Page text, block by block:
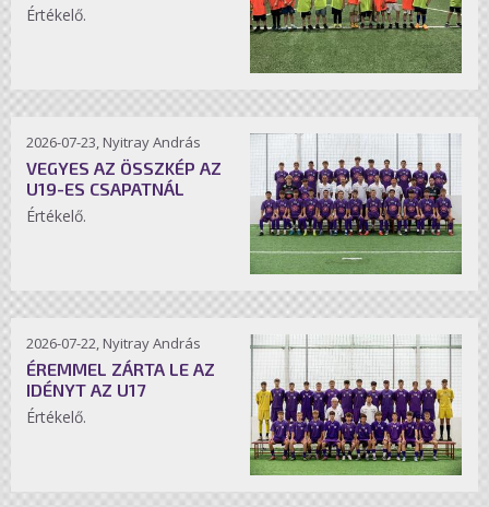
Értékelő.
2026-07-23, Nyitray András
VEGYES AZ ÖSSZKÉP AZ
U19-ES CSAPATNÁL
Értékelő.
2026-07-22, Nyitray András
ÉREMMEL ZÁRTA LE AZ
IDÉNYT AZ U17
Értékelő.